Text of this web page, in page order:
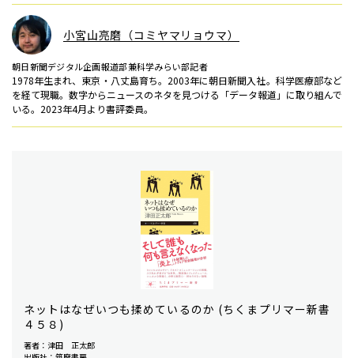
小宮山亮磨（コミヤマリョウマ）
朝日新聞デジタル企画報道部兼科学みらい部記者
1978年生まれ、東京・八丈島育ち。2003年に朝日新聞入社。科学医療部など
を経て現職。数字からニュースのネタを見つける「データ報道」に取り組んで
いる。2023年4月より書評委員。
ネットはなぜいつも揉めているのか (ちくまプリマー新書
４５８)
著者：津田 正太郎